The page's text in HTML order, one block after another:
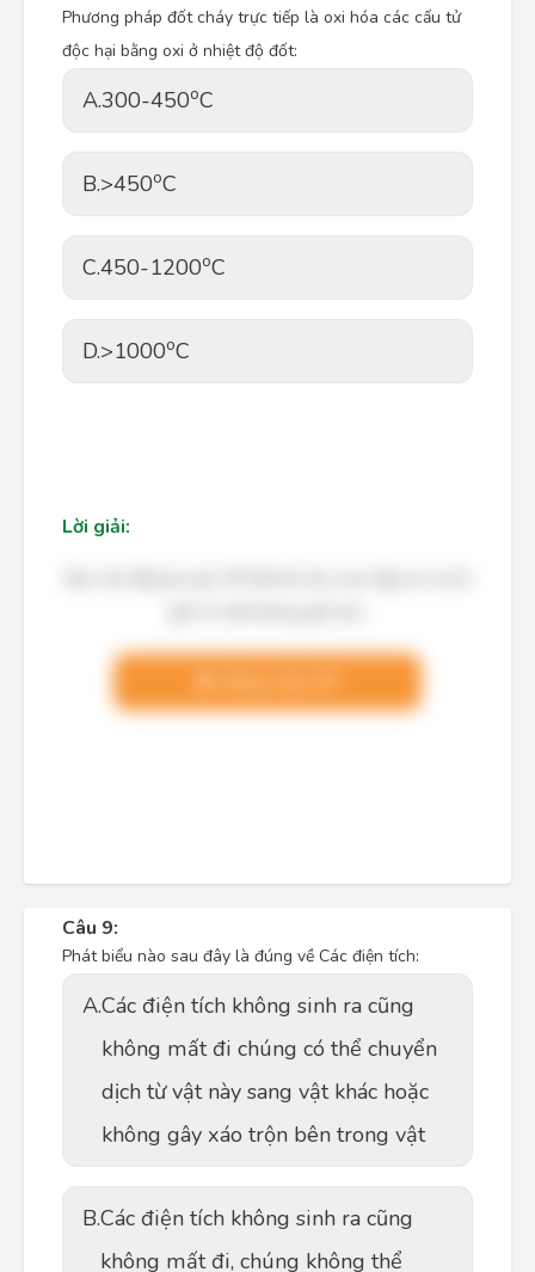
Phương pháp đốt cháy trực tiếp là oxi hóa các cấu tử
độc hại bằng oxi ở nhiệt độ đốt:
A.300-450oC
B.>450oC
C.450-1200oC
D.>1000oC
Lời giải:
Câu 9:
Phát biểu nào sau đây là đúng về Các điện tích:
A.Các điện tích không sinh ra cũng
không mất đi chúng có thể chuyển
dịch từ vật này sang vật khác hoặc
không gây xáo trộn bên trong vật
B.Các điện tích không sinh ra cũng
không mất đi, chúng không thể